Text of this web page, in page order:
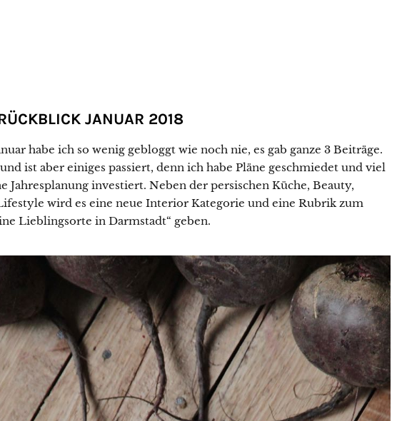
JANUAR 2018
habe ich so wenig gebloggt wie noch nie, es gab ganze 3 Beiträge.
ist aber einiges passiert, denn ich habe Pläne geschmiedet und viel
Jahresplanung investiert. Neben der persischen Küche, Beauty,
wird es eine neue Interior Kategorie und eine Rubrik zum
Lieblingsorte in Darmstadt“ geben.